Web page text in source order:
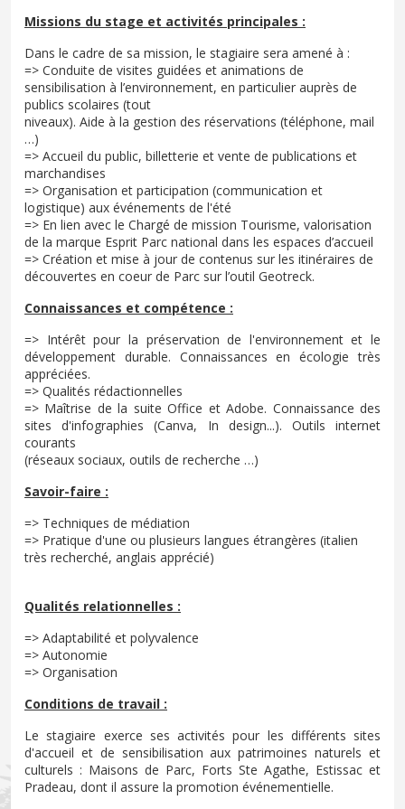
Missions du stage et activités principales :
Dans le cadre de sa mission, le stagiaire sera amené à :
=> Conduite de visites guidées et animations de
sensibilisation à l’environnement, en particulier auprès de
publics scolaires (tout
niveaux). Aide à la gestion des réservations (téléphone, mail
…)
=> Accueil du public, billetterie et vente de publications et
marchandises
=> Organisation et participation (communication et
logistique) aux événements de l'été
=> En lien avec le Chargé de mission Tourisme, valorisation
de la marque Esprit Parc national dans les espaces d’accueil
=> Création et mise à jour de contenus sur les itinéraires de
découvertes en coeur de Parc sur l’outil Geotreck.
Connaissances et compétence :
=> Intérêt pour la préservation de l'environnement et le
développement durable. Connaissances en écologie très
appréciées.
=> Qualités rédactionnelles
=> Maîtrise de la suite Office et Adobe. Connaissance des
sites d'infographies (Canva, In design...). Outils internet
courants
(réseaux sociaux, outils de recherche …)
Savoir-faire :
=> Techniques de médiation
=> Pratique d'une ou plusieurs langues étrangères (italien
très recherché, anglais apprécié)
Qualités relationnelles :
=> Adaptabilité et polyvalence
=> Autonomie
=> Organisation
Conditions de travail :
Le stagiaire exerce ses activités pour les différents sites
d'accueil et de sensibilisation aux patrimoines naturels et
culturels : Maisons de Parc, Forts Ste Agathe, Estissac et
Pradeau, dont il assure la promotion événementielle.